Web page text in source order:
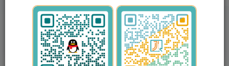
玻璃钢环保设备类网站模板 不锈钢钢材响应式网站源码
网站源码 PbootCMS模板 正文